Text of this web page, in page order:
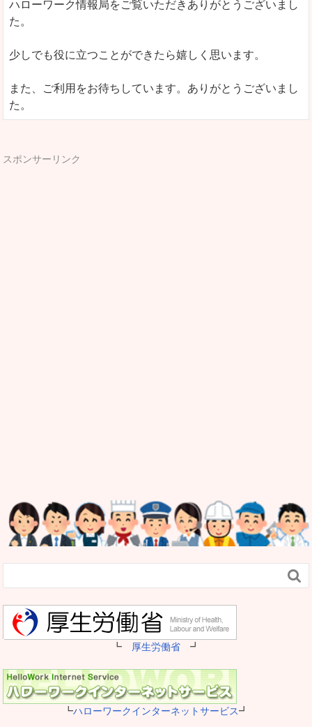
ハローワーク情報局をご覧いただきありがとうございまし
た。
少しでも役に立つことができたら嬉しく思います。
また、ご利用をお待ちしています。ありがとうございまし
た。
スポンサーリンク

┗ 厚生労働省 ┛
┗ハローワークインターネットサービス┛